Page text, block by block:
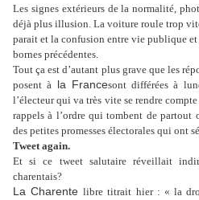
Les signes extérieurs de la normalité,
déjà plus illusion. La voiture roule trop
parait et la confusion entre vie publique
bornes précédentes.
Tout ça est d’autant plus grave que les
posent à la Francesont différées à
l’électeur qui va très vite se rendre
rappels à l’ordre qui tombent de
des petites promesses électorales qui ont
Tweet again.
Et si ce tweet salutaire réveillait
charentais?
La Charentelibre titrait hier : « la